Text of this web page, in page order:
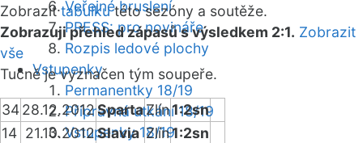
Veřejné bruslení
PRESS: pro novináře
Rozpis ledové plochy
Vstupenky
Permanentky 18/19
Přípravná utkání 18/19
Vstupenky 18/19
Zobrazittabulkutéto sezóny a soutěže.
Zobrazuji přehled zápasů s výsledkem 2:1. Zobrazit
vše
Tučně je vyznačen tým soupeře.
3428.12.2012SpartaZlín1:2sn
14 21.10.2012Slavia Zlín1:2sn